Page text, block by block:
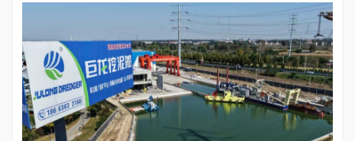
Deutsch
Italiano
Polski